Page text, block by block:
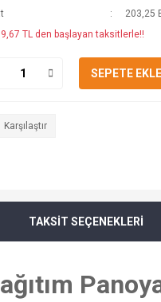
203,25
TL den başlayan taksitlerle!!
SEPETE EKLE
Karşılaştır
TAKSİT SEÇENEKLERİ